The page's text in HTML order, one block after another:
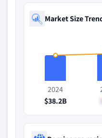
Market Size
2024
$38.2B